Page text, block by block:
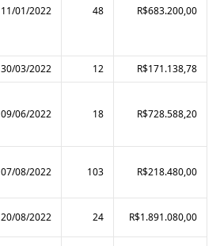
11/01/2022 48 R$683.200,00
30/03/2022 12 R$171.138,78
09/06/2022 18 R$728.588,20
07/08/2022 103 R$218.480,00
20/08/2022 24 R$1.891.080,00